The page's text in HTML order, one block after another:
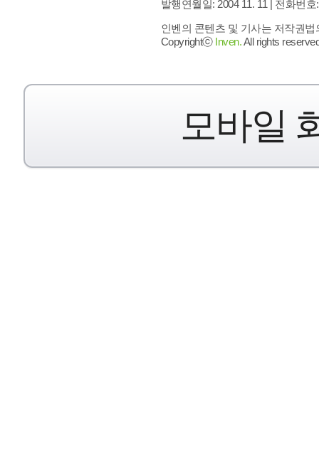
발행연월일: 2004 11. 11 | 전화번호
인벤의 콘텐츠 및 기사는 저작권
Copyrightⓒ Inven.All rights
모바일